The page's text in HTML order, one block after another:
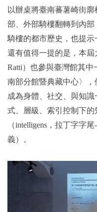
以辦桌將臺南蕃薯崎街
部、外部騎樓翻轉到內
騎樓的都市歷史，也提示
還有值得一提的是，本
Ratti）也參與臺灣館其
南部分館暨典藏中心〉，
成為身體、社交、與知
式、層級、索引控制下
（intelligens，拉丁字字
義）。